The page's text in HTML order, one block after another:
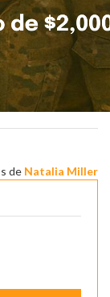
de Natalia Miller